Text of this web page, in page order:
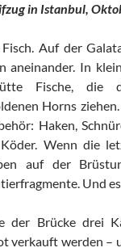
in Istanbul,
Auf der
aneinander. In
Fische, die
Horns
Haken,
Wenn die
auf der
Und
der Brücke drei
verkauft werden –